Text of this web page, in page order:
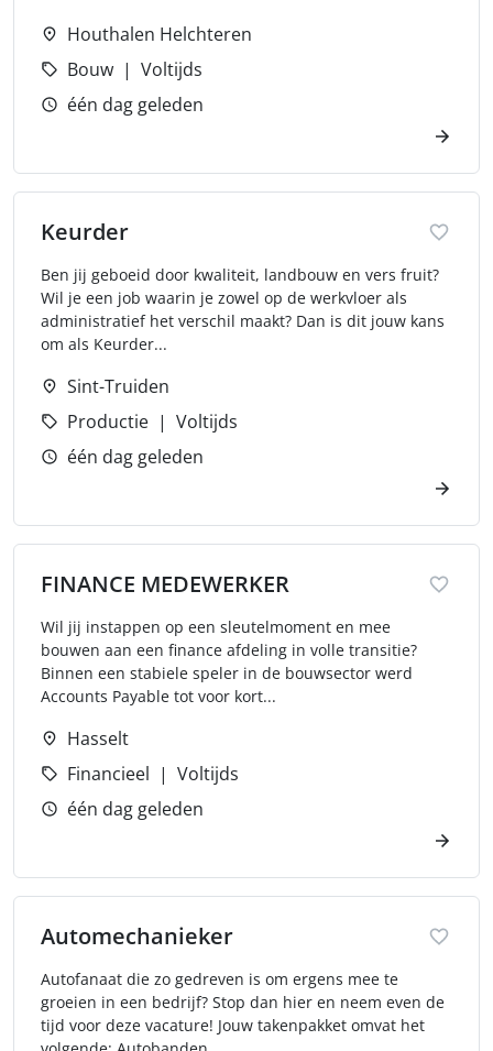
Houthalen Helchteren
Bouw
Voltijds
één dag geleden
Keurder
Ben jij geboeid door kwaliteit, landbouw en vers fruit?
Wil je een job waarin je zowel op de werkvloer als
administratief het verschil maakt? Dan is dit jouw kans
om als Keurder...
Sint-Truiden
Productie
Voltijds
één dag geleden
FINANCE MEDEWERKER
Wil jij instappen op een sleutelmoment en mee
bouwen aan een finance afdeling in volle transitie?
Binnen een stabiele speler in de bouwsector werd
Accounts Payable tot voor kort...
Hasselt
Financieel
Voltijds
één dag geleden
Automechanieker
Autofanaat die zo gedreven is om ergens mee te
groeien in een bedrijf? Stop dan hier en neem even de
tijd voor deze vacature! Jouw takenpakket omvat het